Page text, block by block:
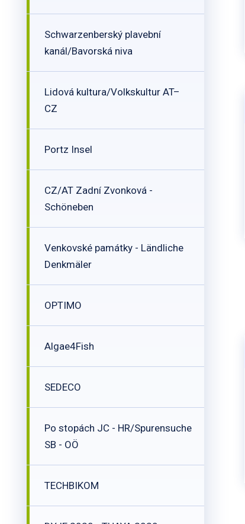
Schwarzenberský plavební
kanál/Bavorská niva
Lidová kultura/Volkskultur AT–
CZ
Portz Insel
CZ/AT Zadní Zvonková -
Schöneben
Venkovské památky - Ländliche
Denkmäler
OPTIMO
Algae4Fish
SEDECO
Po stopách JC - HR/Spurensuche
SB - OÖ
TECHBIKOM